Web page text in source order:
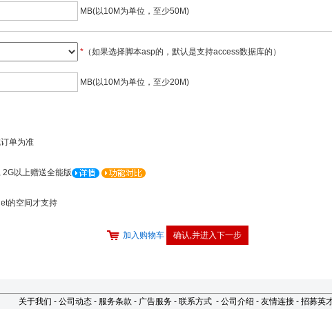
MB(以10M为单位，至少50M)
* （如果选择脚本asp的，默认是支持access数据库的）
MB(以10M为单位，至少20M)
单为准
以上赠送全能版
的空间才支持
加入购物车
关于我们 - 公司动态 - 服务条款 - 广告服务 - 联系方式 - 公司介绍 - 友情连接 - 招募英